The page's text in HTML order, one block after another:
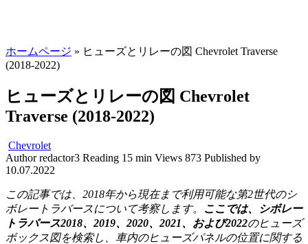
ホームページ » ヒューズとリレーの図 Chevrolet Traverse
(2018-2022)
ヒューズとリレーの図 Chevrolet
Traverse (2018-2022)
Chevrolet
Author redactor3 Reading 15 min Views 873 Published by
10.07.2022
この記事では、2018年から現在まで利用可能な第2世代のシ
ボレートラバースについて考察します。
ここでは、シボレー
トラバース2018、2019、2020、2021、および2022のヒューズ
ボックス図を検索し、車内のヒューズパネルの位置に関する